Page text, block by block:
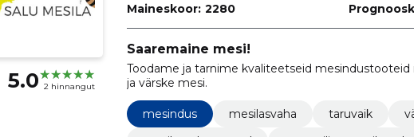
5.0 2 hinnangut
Maineskoor: 2280
Saaremaine mesi!
Toodame ja tarnime kvaliteetseid mesindustooteid
ja värske mesi.
mesindus mesilasvaha taruvaik